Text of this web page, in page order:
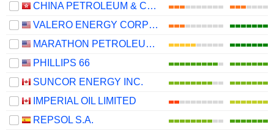
CHINA PETROLEUM & CHEMICAL CORPORATION
VALERO ENERGY CORPORATION
MARATHON PETROLEUM CORPORATION
PHILLIPS 66
SUNCOR ENERGY INC.
IMPERIAL OIL LIMITED
REPSOL S.A.